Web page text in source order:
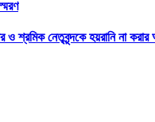
ও শ্রমিক নেতৃবৃন্দকে হয়রানি না